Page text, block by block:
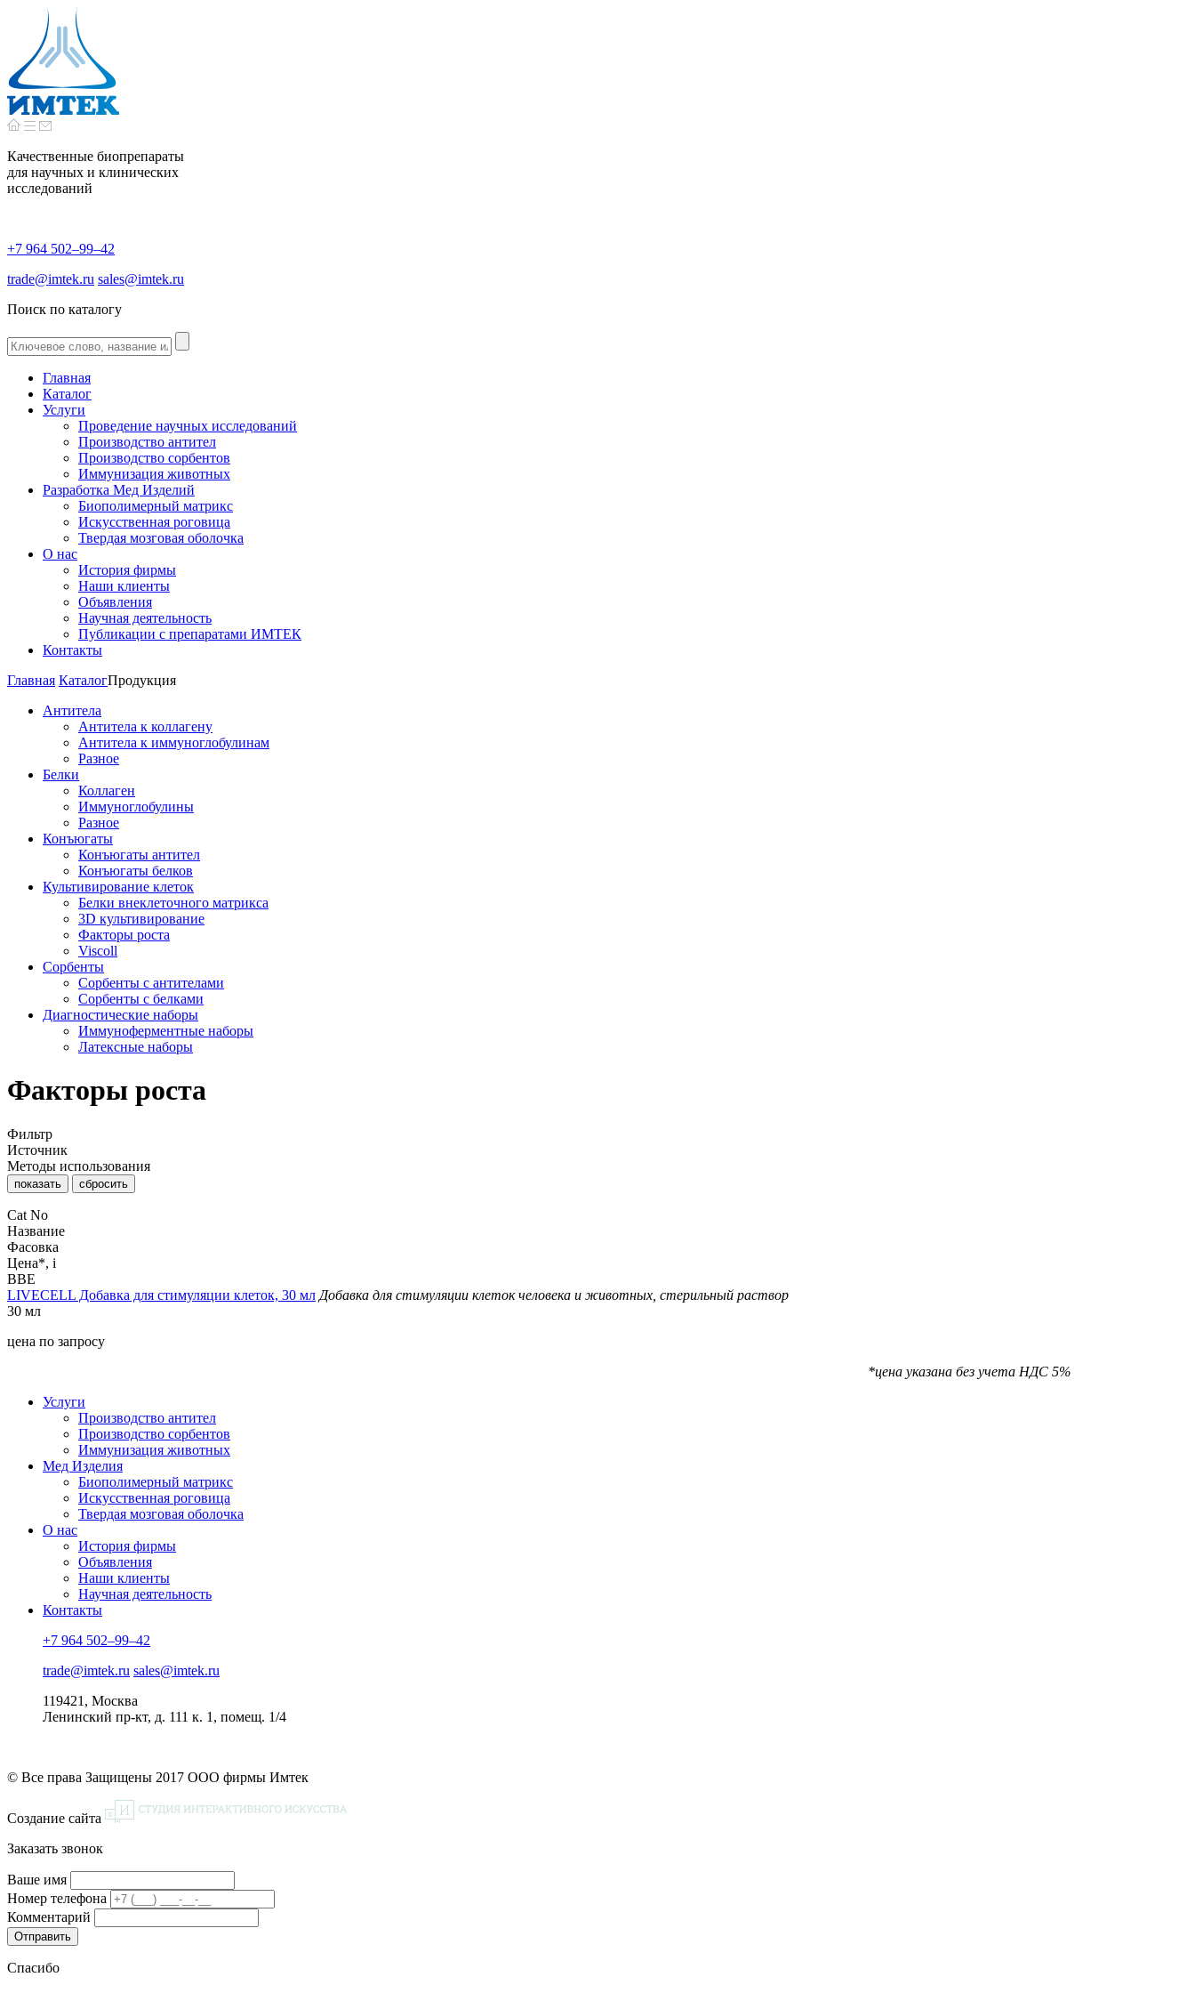
Качественные биопрепараты
для научных и клинических
исследований
+7 964 502–99–42
trade@imtek.ru sales@imtek.ru
Поиск по каталогу
Главная
Каталог
Услуги
Проведение научных исследований
Производство антител
Производство сорбентов
Иммунизация животных
Разработка Мед Изделий
Биополимерный матрикс
Искусственная роговица
Твердая мозговая оболочка
О нас
История фирмы
Наши клиенты
Объявления
Научная деятельность
Публикации с препаратами ИМТЕК
Контакты
Главная КаталогПродукция
Антитела
Антитела к коллагену
Антитела к иммуноглобулинам
Разное
Белки
Коллаген
Иммуноглобулины
Разное
Конъюгаты
Конъюгаты антител
Конъюгаты белков
Культивирование клеток
Белки внеклеточного матрикса
3D культивирование
Факторы роста
Viscoll
Сорбенты
Сорбенты с антителами
Сорбенты c белками
Диагностические наборы
Иммуноферментные наборы
Латексные наборы
Факторы роста
Фильтр
Источник
Методы использования
Cat No
Название
Фасовка
Цена*, i
BBE
LIVECELL Добавка для стимуляции клеток, 30 мл Добавка для стимуляции клеток человека и животных, стерильный раствор
30 мл
цена по запросу
*цена указана без учета НДС 5%
Услуги
Производство антител
Производство сорбентов
Иммунизация животных
Мед Изделия
Биополимерный матрикс
Искусственная роговица
Твердая мозговая оболочка
О нас
История фирмы
Объявления
Наши клиенты
Научная деятельность
Контакты
+7 964 502–99–42
trade@imtek.ru sales@imtek.ru
119421, Москва
Ленинский пр-кт, д. 111 к. 1, помещ. 1/4
© Все права Защищены 2017 ООО фирмы Имтек
Создание сайта
Заказать звонок
Ваше имя
Номер телефона
Комментарий
Спасибо